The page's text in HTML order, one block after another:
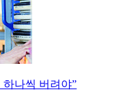
나씩 버려야”